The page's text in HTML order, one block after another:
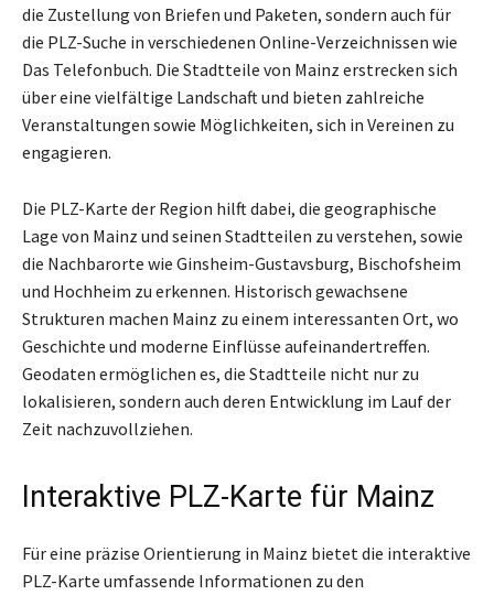
die Zustellung von Briefen und Paketen, sondern auch für
die PLZ-Suche in verschiedenen Online-Verzeichnissen wie
Das Telefonbuch. Die Stadtteile von Mainz erstrecken sich
über eine vielfältige Landschaft und bieten zahlreiche
Veranstaltungen sowie Möglichkeiten, sich in Vereinen zu
engagieren.
Die PLZ-Karte der Region hilft dabei, die geographische
Lage von Mainz und seinen Stadtteilen zu verstehen, sowie
die Nachbarorte wie Ginsheim-Gustavsburg, Bischofsheim
und Hochheim zu erkennen. Historisch gewachsene
Strukturen machen Mainz zu einem interessanten Ort, wo
Geschichte und moderne Einflüsse aufeinandertreffen.
Geodaten ermöglichen es, die Stadtteile nicht nur zu
lokalisieren, sondern auch deren Entwicklung im Lauf der
Zeit nachzuvollziehen.
Interaktive PLZ-Karte für Mainz
Für eine präzise Orientierung in Mainz bietet die interaktive
PLZ-Karte umfassende Informationen zu den